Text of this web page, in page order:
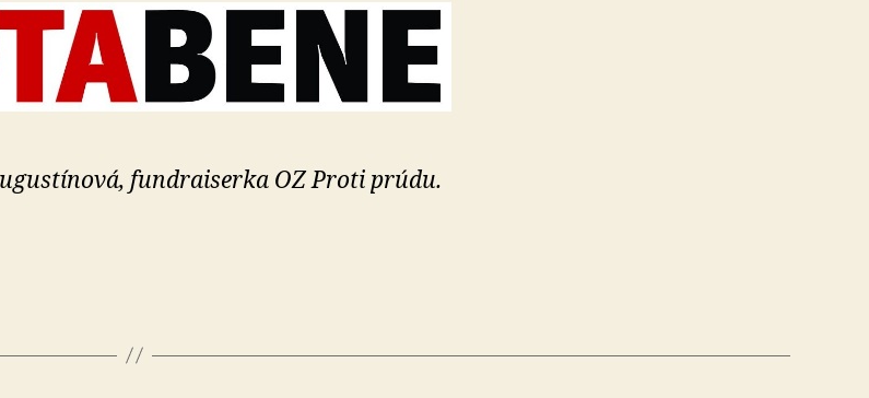
fundraiserka OZ Proti prúdu.